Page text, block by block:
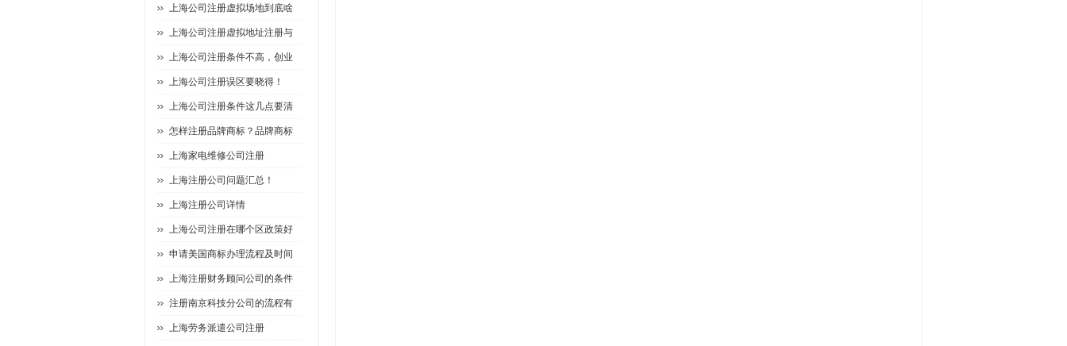
上海公司注册虚拟场地到底啥
上海公司注册虚拟地址注册与
上海公司注册条件不高，创业
上海公司注册误区要晓得！
上海公司注册条件这几点要清
怎样注册品牌商标？品牌商标
上海家电维修公司注册
上海注册公司问题汇总！
上海注册公司详情
上海公司注册在哪个区政策好
申请美国商标办理流程及时间
上海注册财务顾问公司的条件
注册南京科技分公司的流程有
上海劳务派遣公司注册